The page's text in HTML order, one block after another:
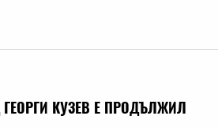
КУЗЕВ Е ПРОДЪЛЖИЛ